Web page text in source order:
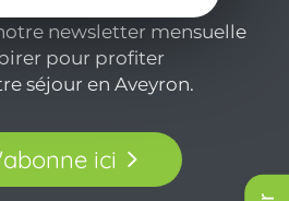
newsletter mensuelle
pour profiter
séjour en Aveyron.
ici